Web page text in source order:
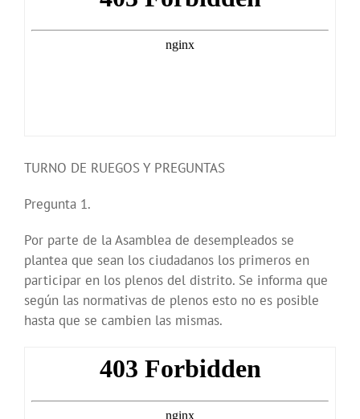
TURNO DE RUEGOS Y PREGUNTAS
Pregunta 1.
Por parte de la Asamblea de desempleados se
plantea que sean los ciudadanos los primeros en
participar en los plenos del distrito. Se informa que
según las normativas de plenos esto no es posible
hasta que se cambien las mismas.